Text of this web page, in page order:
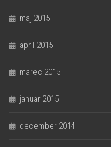
maj 2015
april 2015
marec 2015
januar 2015
december 2014